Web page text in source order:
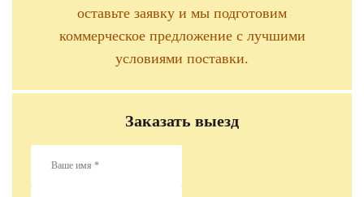
оставьте заявку и мы подготовим
коммерческое предложение с лучшими
условиями поставки.
Заказать выезд